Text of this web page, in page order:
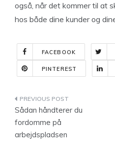
også, når det kommer til at
hos både dine kunder og
FACEBOOK
PINTEREST
Sådan håndterer du
fordomme på
arbejdspladsen